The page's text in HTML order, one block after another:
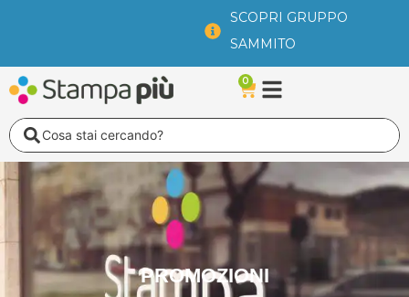
SCOPRI GRUPPO
SAMMITO
0
Carrello
Search
...
PROMOZIONI